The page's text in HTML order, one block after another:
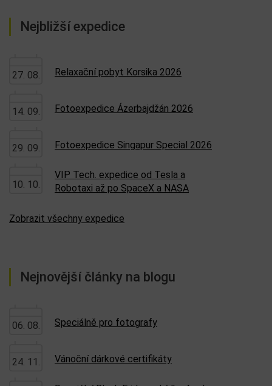
Nejbližší expedice
27. 08. Relaxační pobyt Korsika 2026
14. 09. Fotoexpedice Ázerbajdžán 2026
29. 09. Fotoexpedice Singapur Special 2026
10. 10.
VIP Tech. expedice od Tesla a
Robotaxi až po SpaceX a NASA
Zobrazit všechny expedice
Nejnovější články na blogu
06. 08. Speciálně pro fotografy
24. 11. Vánoční dárkové certifikáty